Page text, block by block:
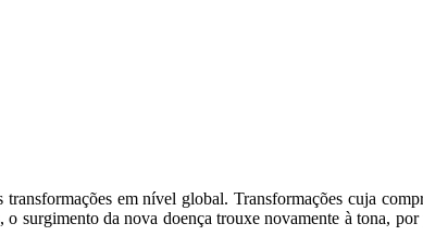
em nível global. Transformações cuja
surgimento da nova doença trouxe novamente à tona,